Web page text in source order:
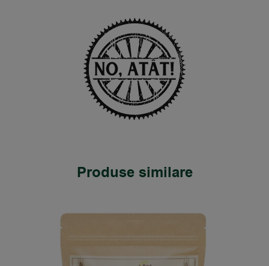
Produse similare